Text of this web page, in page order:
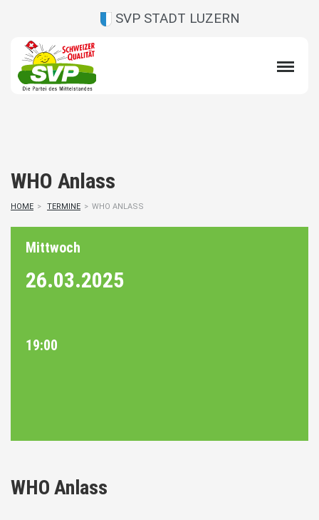
SVP STADT LUZERN
WHO Anlass
HOME > TERMINE > WHO ANLASS
Mittwoch
26.03.2025
19:00
WHO Anlass